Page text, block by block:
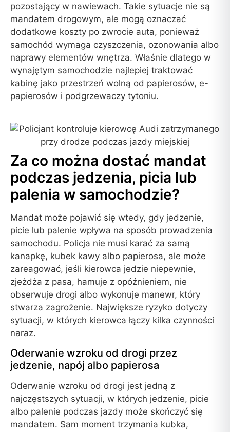
pozostający w nawiewach. Takie sytuacje nie są
mandatem drogowym, ale mogą oznaczać
dodatkowe koszty po zwrocie auta, ponieważ
samochód wymaga czyszczenia, ozonowania albo
naprawy elementów wnętrza. Właśnie dlatego w
wynajętym samochodzie najlepiej traktować
kabinę jako przestrzeń wolną od papierosów, e-
papierosów i podgrzewaczy tytoniu.
Za co można dostać mandat
podczas jedzenia, picia lub
palenia w samochodzie?
Mandat może pojawić się wtedy, gdy jedzenie,
picie lub palenie wpływa na sposób prowadzenia
samochodu. Policja nie musi karać za samą
kanapkę, kubek kawy albo papierosa, ale może
zareagować, jeśli kierowca jedzie niepewnie,
zjeżdża z pasa, hamuje z opóźnieniem, nie
obserwuje drogi albo wykonuje manewr, który
stwarza zagrożenie. Największe ryzyko dotyczy
sytuacji, w których kierowca łączy kilka czynności
naraz.
Oderwanie wzroku od drogi przez
jedzenie, napój albo papierosa
Oderwanie wzroku od drogi jest jedną z
najczęstszych sytuacji, w których jedzenie, picie
albo palenie podczas jazdy może skończyć się
mandatem. Sam moment trzymania kubka,